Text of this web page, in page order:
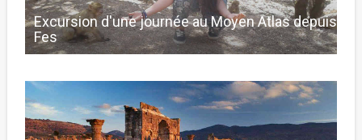
Excursion d'une journée au Moyen Atlas depuis
Fes